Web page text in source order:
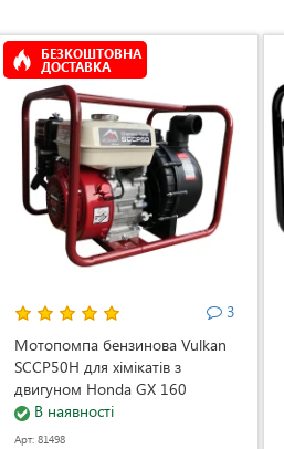
БЕЗКОШТОВНА
ДОСТАВКА
3
Мотопомпа бензинова Vulkan
SCCP50H для хімікатів з
двигуном Honda GX 160
В наявності
Арт: 81498